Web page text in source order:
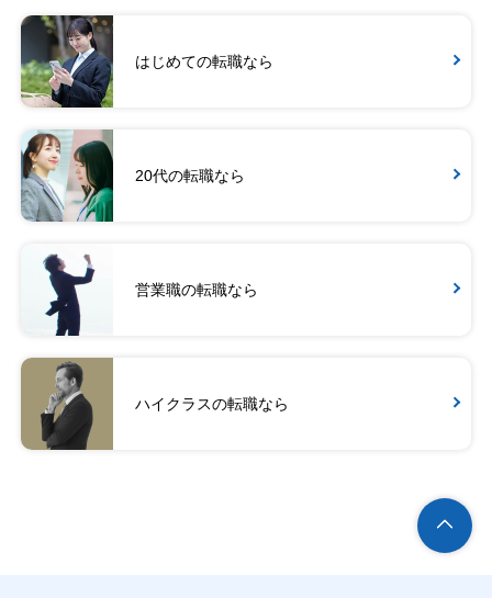
はじめての転職なら
20代の転職なら
営業職の転職なら
ハイクラスの転職なら